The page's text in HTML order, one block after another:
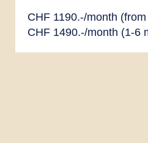
CHF 1190.-/month
CHF 1490.-/month (1-6